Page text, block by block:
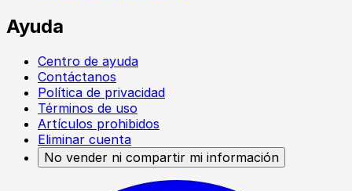
Ayuda
Centro de ayuda
Contáctanos
Política de privacidad
Términos de uso
Artículos prohibidos
Eliminar cuenta
No vender ni compartir mi información